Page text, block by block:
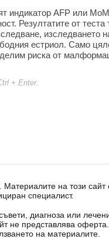
индикатор AFP или
Резултатите от
изследването
естриол. Само
риска от
+ Enter.
на този
специалист.
диагноза или
не представлява
на материалите.